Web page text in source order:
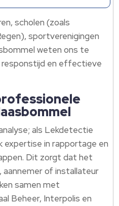
scholen (zoals
sportverenigingen
weten ons te
responstijd en effectieve
als Lekdetectie
expertise in rapportage en
Dit zorgt dat het
of installateur
samen met
Beheer, Interpolis en